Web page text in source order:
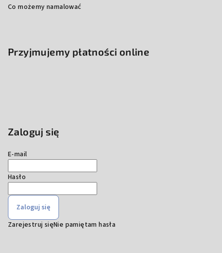
Co możemy namalować
Przyjmujemy płatności online
Zaloguj się
E-mail
Hasło
Zaloguj się
Zarejestruj sięNie pamiętam hasła